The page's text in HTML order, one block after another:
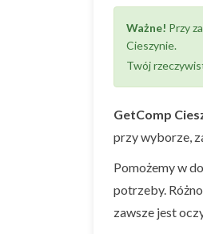
Ważne! Przy
Cieszynie.
Twój
GetComp
przy wyborze,
Pomożemy w
potrzeby.
zawsze jest